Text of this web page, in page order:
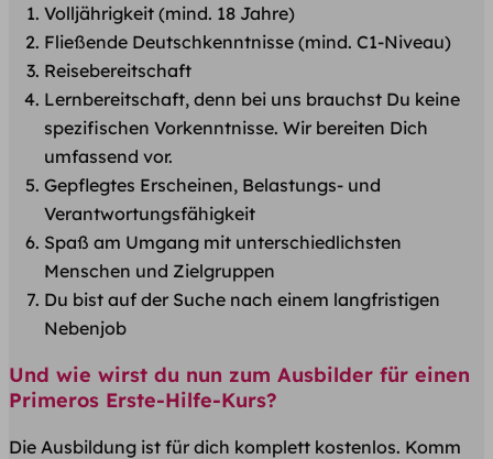
Volljährigkeit (mind. 18 Jahre)
Fließende Deutschkenntnisse (mind. C1-Niveau)
Reisebereitschaft
Lernbereitschaft, denn bei uns brauchst Du keine
spezifischen Vorkenntnisse. Wir bereiten Dich
umfassend vor.
Gepflegtes Erscheinen, Belastungs- und
Verantwortungsfähigkeit
Spaß am Umgang mit unterschiedlichsten
Menschen und Zielgruppen
Du bist auf der Suche nach einem langfristigen
Nebenjob
Und wie wirst du nun zum Ausbilder für einen
Primeros Erste-Hilfe-Kurs?
Die Ausbildung ist für dich komplett kostenlos. Komm